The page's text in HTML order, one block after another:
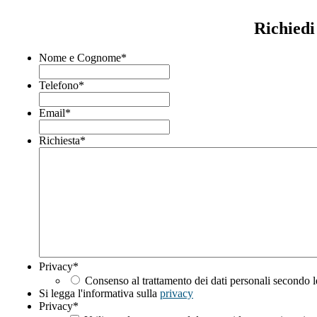
Nome e Cognome*
Telefono*
Email*
Richiesta*
Privacy*
Consenso al trattamento dei dati personali
Si legga l'informativa sulla privacy
Privacy*